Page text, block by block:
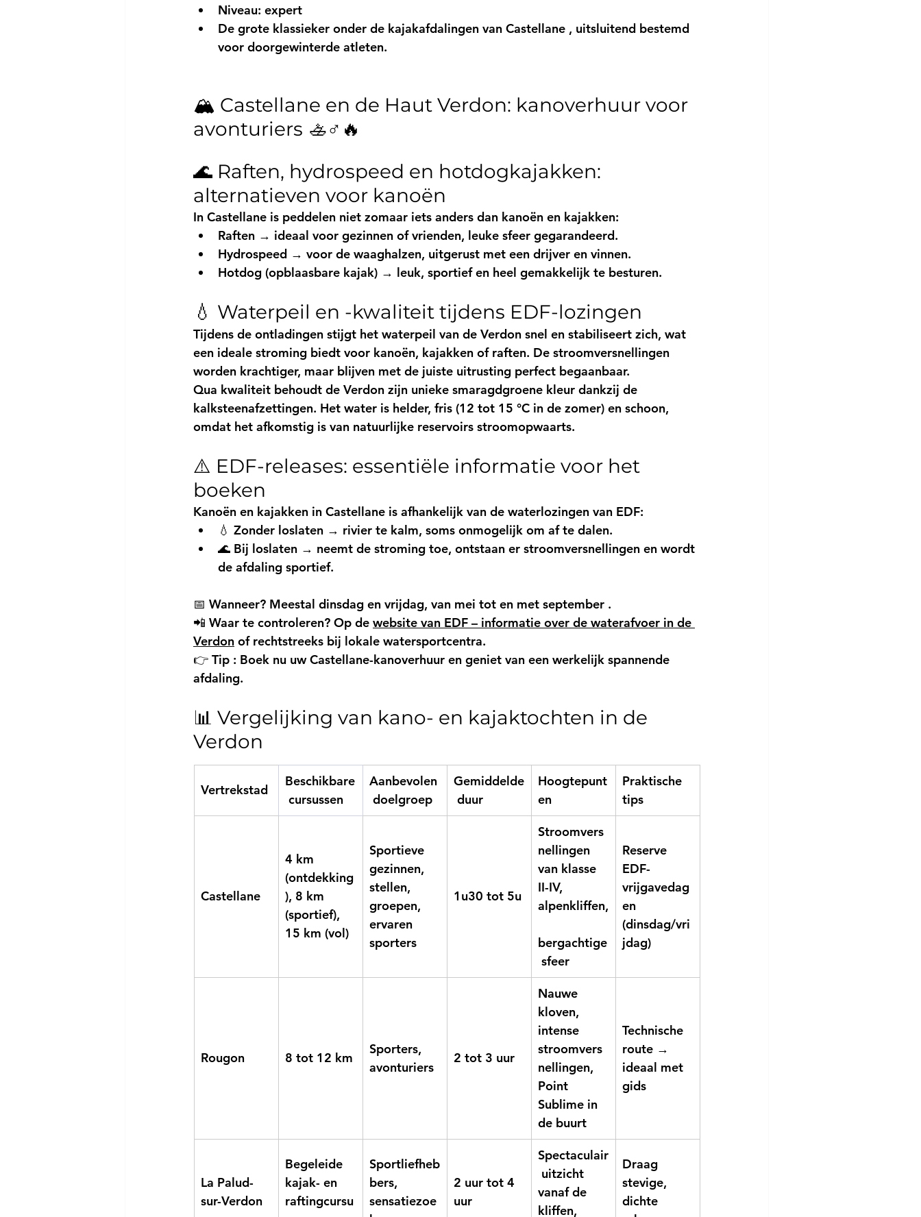
Niveau: expert
De grote klassieker onder de kajakafdalingen van Castellane , uitsluitend bestemd
voor doorgewinterde atleten.
🏔️ Castellane en de Haut Verdon: kanoverhuur voor
avonturiers 🚣♂️🔥
🌊 Raften, hydrospeed en hotdogkajakken:
alternatieven voor kanoën
In Castellane is peddelen niet zomaar iets anders dan kanoën en kajakken:
Raften → ideaal voor gezinnen of vrienden, leuke sfeer gegarandeerd.
Hydrospeed → voor de waaghalzen, uitgerust met een drijver en vinnen.
Hotdog (opblaasbare kajak) → leuk, sportief en heel gemakkelijk te besturen.
💧 Waterpeil en -kwaliteit tijdens EDF-lozingen
Tijdens de ontladingen stijgt het waterpeil van de Verdon snel en stabiliseert zich, wat
een ideale stroming biedt voor kanoën, kajakken of raften. De stroomversnellingen
worden krachtiger, maar blijven met de juiste uitrusting perfect begaanbaar.
Qua kwaliteit behoudt de Verdon zijn unieke smaragdgroene kleur dankzij de
kalksteenafzettingen. Het water is helder, fris (12 tot 15 °C in de zomer) en schoon,
omdat het afkomstig is van natuurlijke reservoirs stroomopwaarts.
⚠️ EDF-releases: essentiële informatie voor het
boeken
Kanoën en kajakken in Castellane is afhankelijk van de waterlozingen van EDF:
💧 Zonder loslaten → rivier te kalm, soms onmogelijk om af te dalen.
🌊 Bij loslaten → neemt de stroming toe, ontstaan er stroomversnellingen en wordt
de afdaling sportief.
📅 Wanneer? Meestal dinsdag en vrijdag, van mei tot en met september .
📲 Waar te controleren? Op de website van EDF – informatie over de waterafvoer in de
Verdon of rechtstreeks bij lokale watersportcentra.
👉 Tip : Boek nu uw Castellane-kanoverhuur en geniet van een werkelijk spannende
afdaling.
📊 Vergelijking van kano- en kajaktochten in de
Verdon
Vertrekstad
Beschikbare
cursussen
Aanbevolen
doelgroep
Gemiddelde
duur
Hoogtepunt
en
Praktische
tips
Castellane
4 km
(ontdekking
), 8 km
(sportief),
15 km (vol)
Sportieve
gezinnen,
stellen,
groepen,
ervaren
sporters
1u30 tot 5u
Stroomvers
nellingen
van klasse
II-IV,
alpenkliffen,
bergachtige
sfeer
Reserve
EDF-
vrijgavedag
en
(dinsdag/vri
jdag)
Rougon 8 tot 12 km
Sporters,
avonturiers
2 tot 3 uur
Nauwe
kloven,
intense
stroomvers
nellingen,
Point
Sublime in
de buurt
Technische
route →
ideaal met
gids
La Palud-
sur-Verdon
Begeleide
kajak- en
raftingcursu
Sportliefheb
bers,
sensatiezoe
2 uur tot 4
uur
Spectaculair
uitzicht
vanaf de
kliffen,
Draag
stevige,
dichte